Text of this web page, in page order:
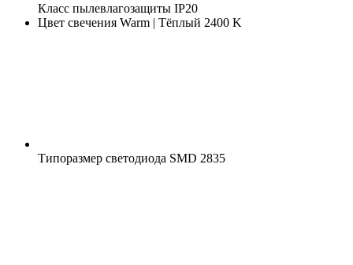
Класс пылевлагозащиты IP20
Цвет свечения Warm | Тёплый 2400 K
Типоразмер светодиода SMD 2835